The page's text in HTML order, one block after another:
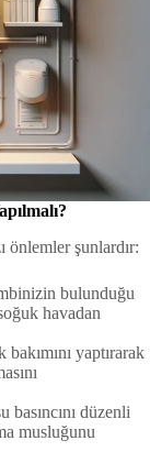
önlemler şunlardır:
bulunduğu
havadan
yaptırarak
basıncını düzenli
musluğunu